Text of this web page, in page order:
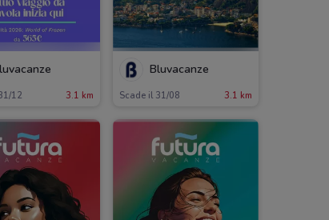
12 3.1 km
Bluvacanze
Scade il 31/08 3.1 km